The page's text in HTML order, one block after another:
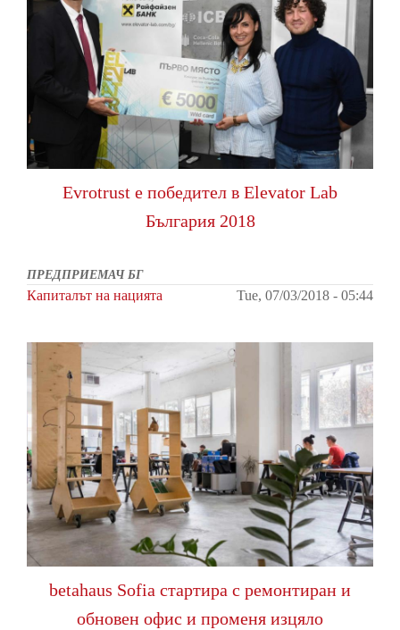
Evrotrust е победител в Elevator Lab
България 2018
ПРЕДПРИЕМАЧ БГ
Капиталът на нацията Tue, 07/03/2018 - 05:44
betahaus Sofia стартира с ремонтиран и
обновен офис и променя изцяло